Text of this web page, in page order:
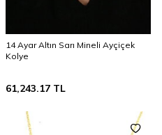
14 Ayar Altın Sarı Mineli Ayçiçek
Kolye
61,243.17 TL